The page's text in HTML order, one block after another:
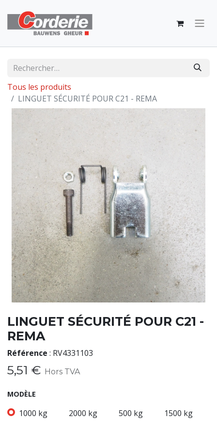
Tous les produits
LINGUET SÉCURITÉ POUR C21 - REMA
LINGUET SÉCURITÉ POUR C21 -
REMA
Référence : RV4331103
5,51 € Hors TVA
MODÈLE
1000 kg 2000 kg 500 kg 1500 kg